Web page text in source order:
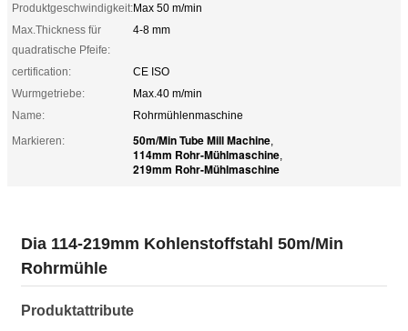
Produktgeschwindigkeit:Max 50 m/min
Max.Thickness für
quadratische Pfeife:
4-8 mm
certification:
CE ISO
Wurmgetriebe:
Max.40 m/min
Name:
Rohrmühlenmaschine
Markieren:
50m/Min Tube Mill Machine,
114mm Rohr-Mühlmaschine,
219mm Rohr-Mühlmaschine
Dia 114-219mm Kohlenstoffstahl 50m/Min
Rohrmühle
Produktattribute